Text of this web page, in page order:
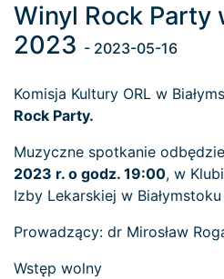
Loading...
Winyl Rock Party
2023 - 2023-05-16
Komisja Kultury ORL w
Rock Party.
Muzyczne spotkanie
2023 r. o godz. 19:00, w
Izby Lekarskiej w
Prowadzący: dr Mirosław
Wstęp wolny